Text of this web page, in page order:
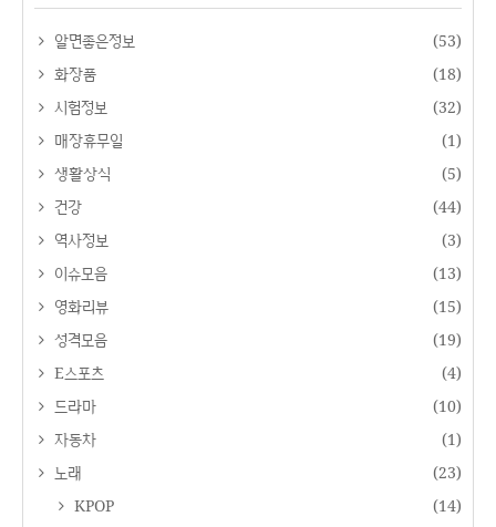
알면좋은정보
(53)
화장품
(18)
시험정보
(32)
매장휴무일
(1)
생활상식
(5)
건강
(44)
역사정보
(3)
이슈모음
(13)
영화리뷰
(15)
성격모음
(19)
E스포츠
(4)
드라마
(10)
자동차
(1)
노래
(23)
KPOP
(14)